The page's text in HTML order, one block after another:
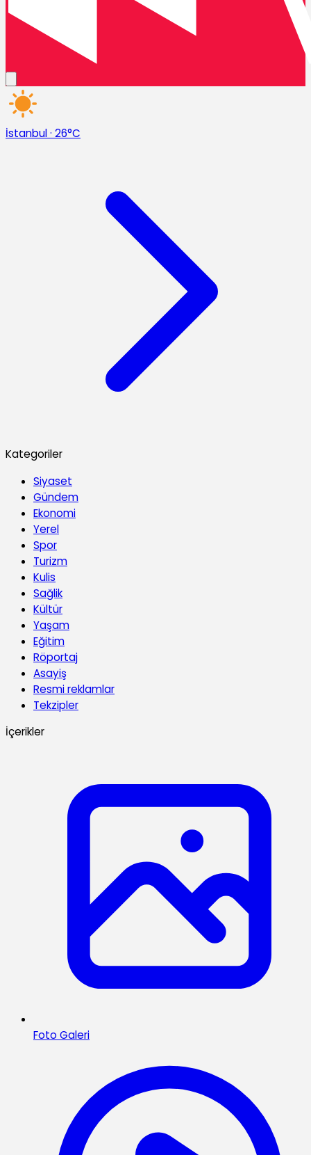
İstanbul· 26°C
Kategoriler
Siyaset
Gündem
Ekonomi
Yerel
Spor
Turizm
Kulis
Sağlik
Kültür
Yaşam
Eğitim
Röportaj
Asayiş
Resmi reklamlar
Tekzipler
İçerikler
Foto Galeri